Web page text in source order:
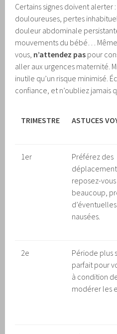
Certains signes doivent
douloureuses, pertes
douleur abdominale
mouvements du bébé…
vous, n’attendez pas pour
aller aux urgences maternité.
inutile qu’un risque minimisé.
confiance, et n’oubliez jamais
TRIMESTRE ASTUCES
1er
Préférez des
reposez-vous
beaucoup,
d’éventuelles
nausées.
2e
Période plus
parfait pour
à condition
modérer les